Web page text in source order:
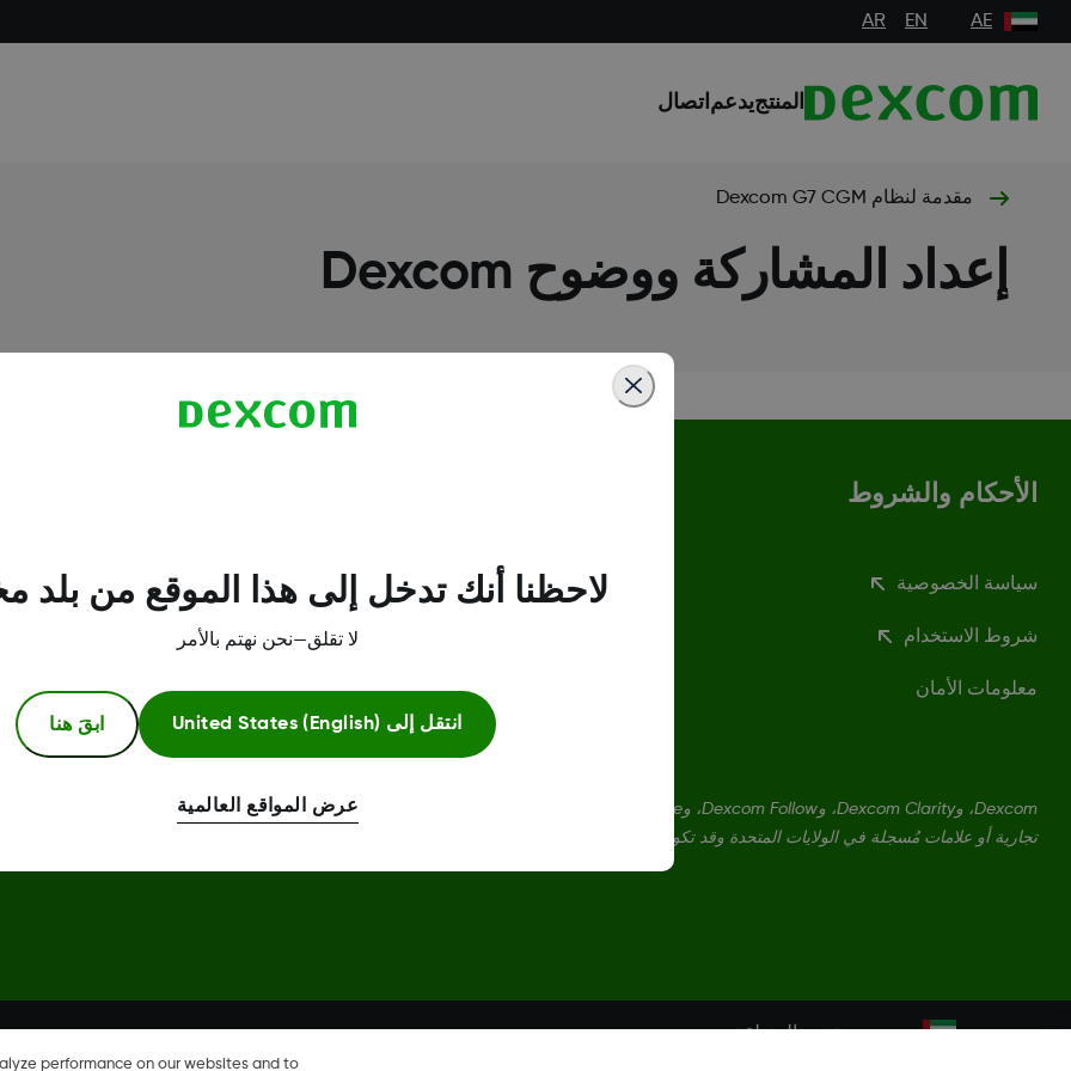
AE
EN
AR
المنتجيدعم اتصال
مقدمة لنظام Dexcom G7 CGM
إعداد المشاركة ووضوح Dexcom
الأحكام والشروط
سياسة الخصوصية
شروط الاستخدام
معلومات الأمان
مركز الثقة
Dexcom، وDexcom Clarity، وDexcom Follow، وDexcom One، وDexcom Share، وShare هي علامات
تجارية أو علامات مُسجلة في الولايات المتحدة وقد تكون كذلك في بلدان أخرى.
تغيير المنطقة
performance on our websites and to
لاحظنا أنك تدخل إلى هذا الموقع من بلد
لا تقلق—نحن نهتم بالأمر
انتقل إلى United States (English) ابقَ هنا
عرض المواقع العالمية